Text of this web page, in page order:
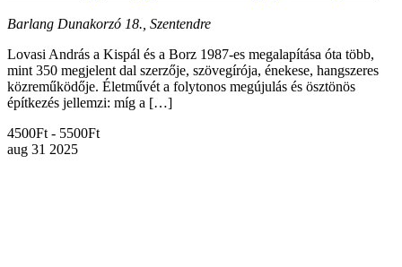
Barlang Dunakorzó 18., Szentendre
Lovasi András a Kispál és a Borz 1987-es megalapítása óta több,
mint 350 megjelent dal szerzője, szövegírója, énekese, hangszeres
közreműködője. Életművét a folytonos megújulás és ösztönös
építkezés jellemzi: míg a […]
4500Ft - 5500Ft
aug 31 2025